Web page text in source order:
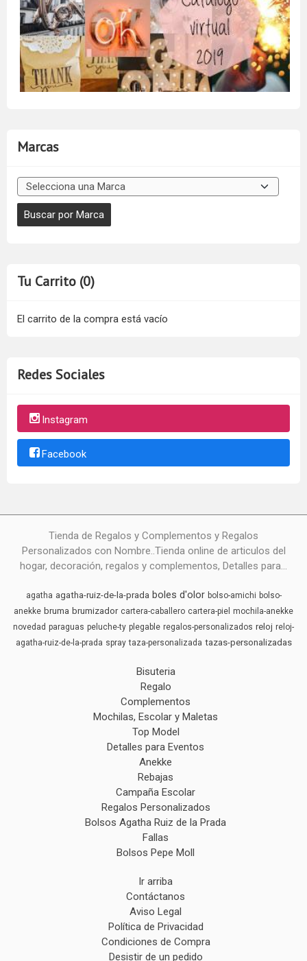
Marcas
Tu Carrito (0)
El carrito de la compra está vacío
Redes Sociales
Instagram
Facebook
Tienda de Regalos y Complementos y Regalos
Personalizados con Nombre..Tienda online de articulos del
hogar, decoración, regalos y complementos, Detalles para...
agatha agatha-ruiz-de-la-prada boles d'olor bolso-amichi bolso-
anekke bruma brumizador cartera-caballero cartera-piel mochila-anekke
novedad paraguas peluche-ty plegable regalos-personalizados reloj reloj-
agatha-ruiz-de-la-prada spray taza-personalizada tazas-personalizadas
Bisuteria
Regalo
Complementos
Mochilas, Escolar y Maletas
Top Model
Detalles para Eventos
Anekke
Rebajas
Campaña Escolar
Regalos Personalizados
Bolsos Agatha Ruiz de la Prada
Fallas
Bolsos Pepe Moll
Ir arriba
Contáctanos
Aviso Legal
Política de Privacidad
Condiciones de Compra
Desistir de un pedido